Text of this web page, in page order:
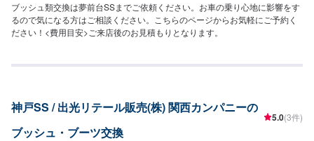
ブッシュ類交換は夢前台SSまでご依頼ください。お車の乗り心地に影響をす
るので気になる方はご相談ください。こちらのページからお気軽にご予約く
ださい！<費用目安>ご来店後のお見積もりとなります。
神戸SS / 出光リテール販売(株) 関西カンパニーの
ブッシュ・ブーツ交換
5.0(3件)